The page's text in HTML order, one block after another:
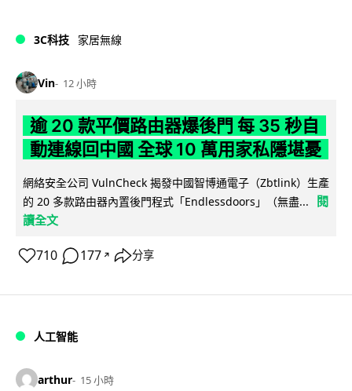
3C科技 家居無線
Vin 12 小時
逾 20 款平價路由器爆後門 每 35 秒自
動連線回中國 全球 10 萬用家私隱堪憂
網絡安全公司 VulnCheck 揭發中國智博通電子（Zbtlink）生產
的 20 多款路由器內置後門程式「Endlessdoors」（無盡...
閱
讀全文
710 177 ↗ 分享
人工智能
arthur 15 小時